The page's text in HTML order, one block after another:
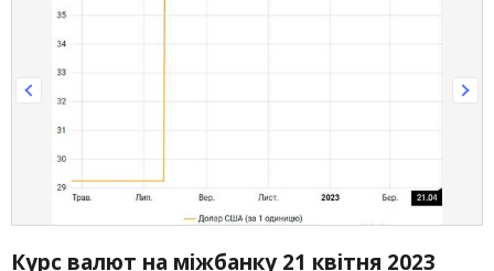
Курс валют на міжбанку 21 квітня 2023